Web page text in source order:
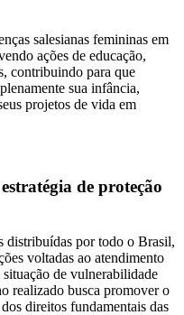
salesianas femininas em
ações de educação,
contribuindo para que
sua infância,
projetos de vida em
de proteção
distribuídas por todo o Brasil,
voltadas ao atendimento
situação de vulnerabilidade
realizado busca promover o
direitos fundamentais das